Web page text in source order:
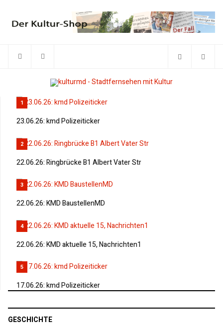
1
23.06.26: kmd Polizeiticker
2
22.06.26: Ringbrücke B1 Albert Vater Str
3
22.06.26: KMD BaustellenMD
4
22.06.26: KMD aktuelle 15, Nachrichten1
5
17.06.26: kmd Polizeiticker
GESCHICHTE